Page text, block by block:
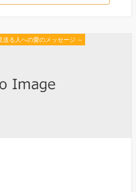
る人への愛のメッセージ ～